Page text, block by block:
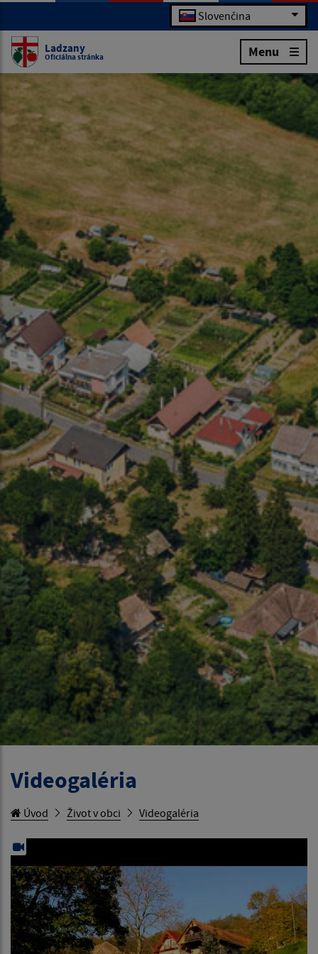
Slovenčina
Ladzany
Oficiálna stránka Menu
Videogaléria
Úvod Život v obci Videogaléria